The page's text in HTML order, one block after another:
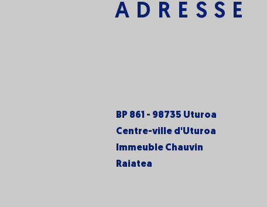
ADRESSE
BP 861 - 98735 Uturoa
Centre-ville d'Uturoa
Immeuble Chauvin
Raiatea